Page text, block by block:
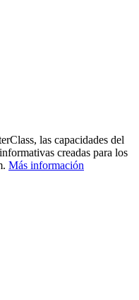
las capacidades del
creadas para los
Más información